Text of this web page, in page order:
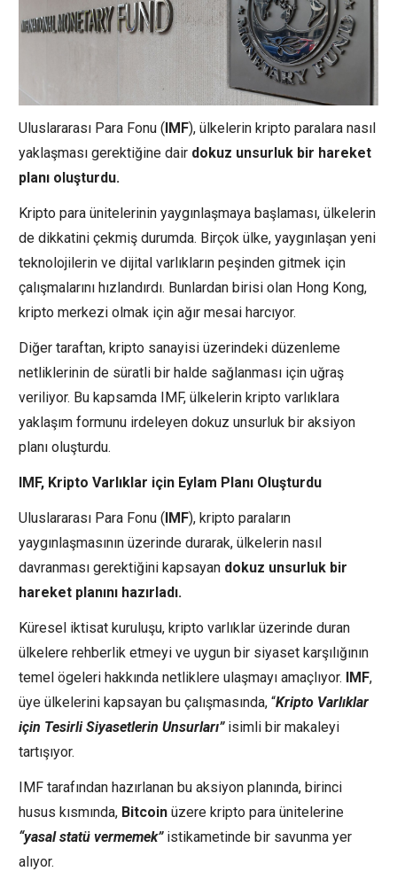
Uluslararası Para Fonu (IMF), ülkelerin kripto paralara nasıl
yaklaşması gerektiğine dair dokuz unsurluk bir hareket
planı oluşturdu.
Kripto para ünitelerinin yaygınlaşmaya başlaması, ülkelerin
de dikkatini çekmiş durumda. Birçok ülke, yaygınlaşan yeni
teknolojilerin ve dijital varlıkların peşinden gitmek için
çalışmalarını hızlandırdı. Bunlardan birisi olan Hong Kong,
kripto merkezi olmak için ağır mesai harcıyor.
Diğer taraftan, kripto sanayisi üzerindeki düzenleme
netliklerinin de süratli bir halde sağlanması için uğraş
veriliyor. Bu kapsamda IMF, ülkelerin kripto varlıklara
yaklaşım formunu irdeleyen dokuz unsurluk bir aksiyon
planı oluşturdu.
IMF, Kripto Varlıklar için Eylam Planı Oluşturdu
Uluslararası Para Fonu (IMF), kripto paraların
yaygınlaşmasının üzerinde durarak, ülkelerin nasıl
davranması gerektiğini kapsayan dokuz unsurluk bir
hareket planını hazırladı.
Küresel iktisat kuruluşu, kripto varlıklar üzerinde duran
ülkelere rehberlik etmeyi ve uygun bir siyaset karşılığının
temel ögeleri hakkında netliklere ulaşmayı amaçlıyor. IMF,
üye ülkelerini kapsayan bu çalışmasında, “Kripto Varlıklar
için Tesirli Siyasetlerin Unsurları”isimli bir makaleyi
tartışıyor.
IMF tarafından hazırlanan bu aksiyon planında, birinci
husus kısmında, Bitcoin üzere kripto para ünitelerine
“yasal statü vermemek”istikametinde bir savunma yer
alıyor.